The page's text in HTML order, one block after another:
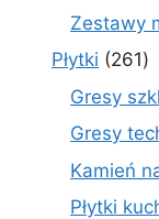
Zestawy
Płytki 261
Gresy
Gresy
Kamień
Płytki